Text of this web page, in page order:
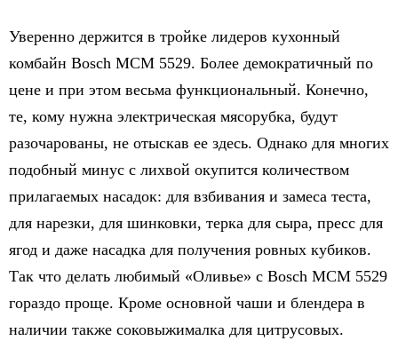
Уверенно держится в тройке лидеров кухонный
комбайн Bosch MCM 5529. Более демократичный по
цене и при этом весьма функциональный. Конечно,
те, кому нужна электрическая мясорубка, будут
разочарованы, не отыскав ее здесь. Однако для многих
подобный минус с лихвой окупится количеством
прилагаемых насадок: для взбивания и замеса теста,
для нарезки, для шинковки, терка для сыра, пресс для
ягод и даже насадка для получения ровных кубиков.
Так что делать любимый «Оливье» с Bosch MCM 5529
гораздо проще. Кроме основной чаши и блендера в
наличии также соковыжималка для цитрусовых.